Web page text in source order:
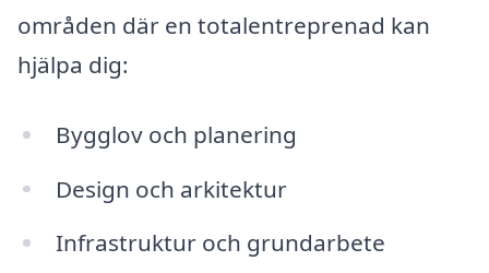
områden där en totalentreprenad kan
hjälpa dig:
Bygglov och planering
Design och arkitektur
Infrastruktur och grundarbete